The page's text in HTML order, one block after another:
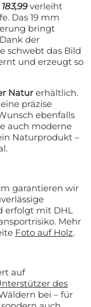
183,99verleiht
Das 19 mm
bringt
der
schwebt das Bild
und erzeugt so
Natur erhältlich.
präzise
ebenfalls
auch moderne
Naturprodukt –
garantieren wir
erfolgt mit DHL
Mehr
Foto auf Holz.
auf
des
bei – für